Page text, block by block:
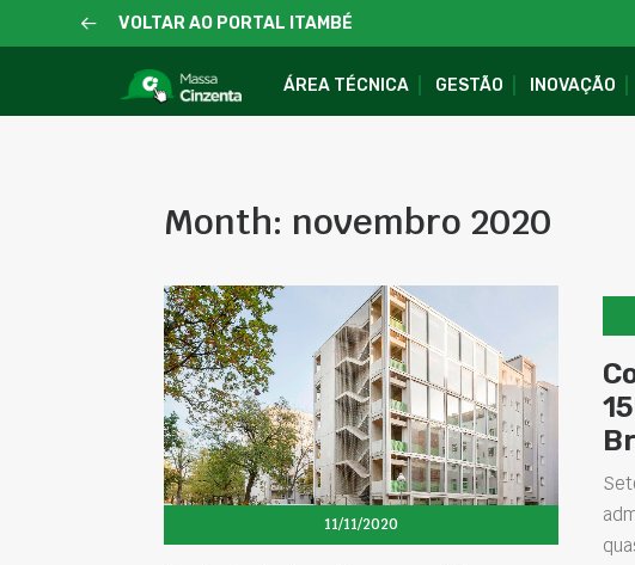
VOLTAR AO PORTAL ITAMBÉ
ÁREA TÉCNICA GESTÃO INOVAÇÃO
Month: novembro 2020
11/11/2020